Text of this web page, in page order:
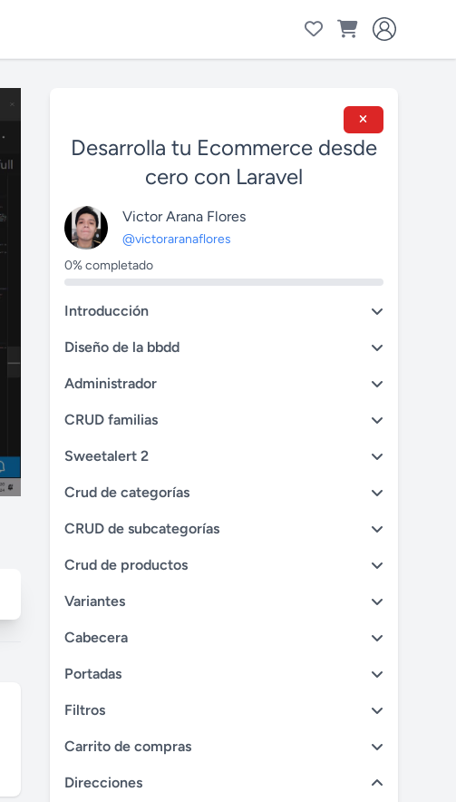
Desarrolla tu Ecommerce desde
cero con Laravel
Victor Arana Flores
@victoraranaflores
0% completado
Introducción
Diseño de la bbdd
Administrador
CRUD familias
Sweetalert 2
Crud de categorías
CRUD de subcategorías
Crud de productos
Variantes
Cabecera
Portadas
Filtros
Carrito de compras
Direcciones